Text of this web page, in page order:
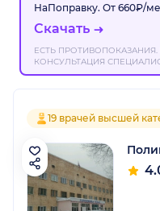
НаПоправку. От 660₽/
Скачать
ЕСТЬ
КОНСУЛЬТАЦИЯ
19 врачей высшей